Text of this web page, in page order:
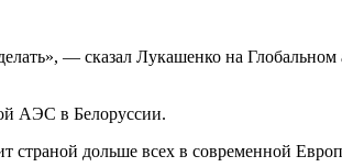
— сказал Лукашенко на
АЭС в Белоруссии.
страной дольше всех в современной